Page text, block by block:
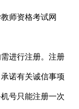
师资格考试网
进行注册。注册
诺有关诚信事项
号只能注册一次